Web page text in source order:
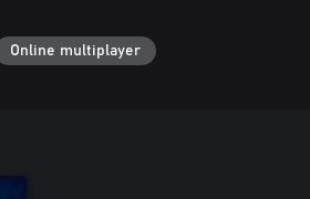
Online multiplayer